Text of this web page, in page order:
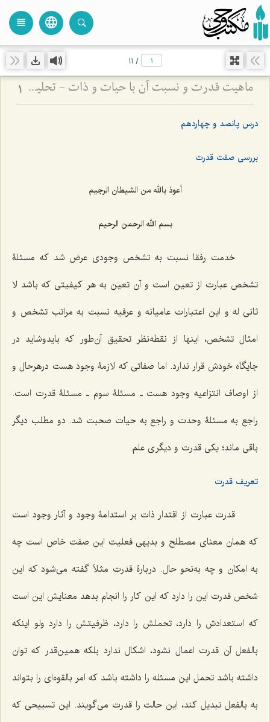
language
view_headline
/
11
ماهیت قدرت و نسبت آن با حیات و ذات - تحلیل فلسفیِ تلازمِ قدرت با وجود و نقد اوهام انسانی 1
درس پانصد و چهاردهم
بررسی صفت قدرت
أعوذ بالله من الشیطان الرجیم
بسم الله الرحمن الرحیم
خدمت رفقا نسبت به تشخص وجودی عرض شد که مسئلۀ
تشخص عبارت از تعین است و آن تعین به هر کیفیتی که باشد لا
ثانی لهو این اعتبارات عامیانه و عرفیه نسبت به مراتب تشخص و
امثال تشخص، اینها از نقطه‌نظر تحقیق آن‌طور که بایدوشاید در
جایگاه خودش قرار ندارد. اما صفاتی که لازمۀ وجود هست درهرحال و
از اوصاف انتزاعیه وجود هست ـ مسئلۀ سوم ـ مسئلۀ قدرت است.
راجع به مسئلۀ وحدت و راجع به حیات صحبت شد. دو مطلب دیگر
باقی ماند؛ یکی قدرت و دیگری علم.
تعریف قدرت
قدرت عبارت از اقتدار ذات بر استدامۀ وجود و آثار وجود است
که همان معنای مصطلح و بدیهی فعلیت این صفت خاص است چه
به امکان و چه به‌نحو حال. دربارۀ قدرت مثلاً گفته می‌شود که این
شخص قدرت این را دارد که این کار را انجام بدهد معنایش این است
که استعدادش را دارد، تحملش را دارد، ظرفیتش را دارد ولو اینکه
بالفعل آن قدرت اعمال نشود، اشکال ندارد بلکه همین‌قدر که توان
داشته باشد تحمل این مسئله را داشته باشد که امر بالقوه‌ای را بتواند
به بالفعل تبدیل کند، این حالت را قدرت می‌گویند. این تسبیحی که